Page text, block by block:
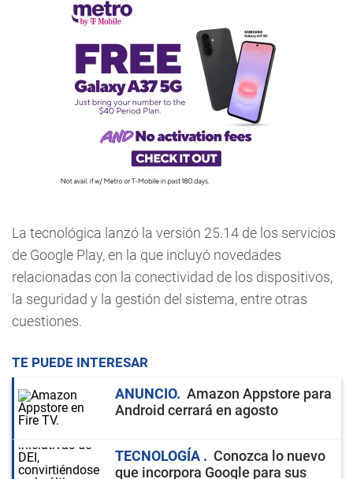
La tecnológica lanzó la versión 25.14 de los servicios
de Google Play, en la que incluyó novedades
relacionadas con la conectividad de los dispositivos,
la seguridad y la gestión del sistema, entre otras
cuestiones.
TE PUEDE INTERESAR
ANUNCIO
Amazon Appstore para
Android cerrará en agosto
TECNOLOGÍA
Conozca lo nuevo
que incorpora Google para sus